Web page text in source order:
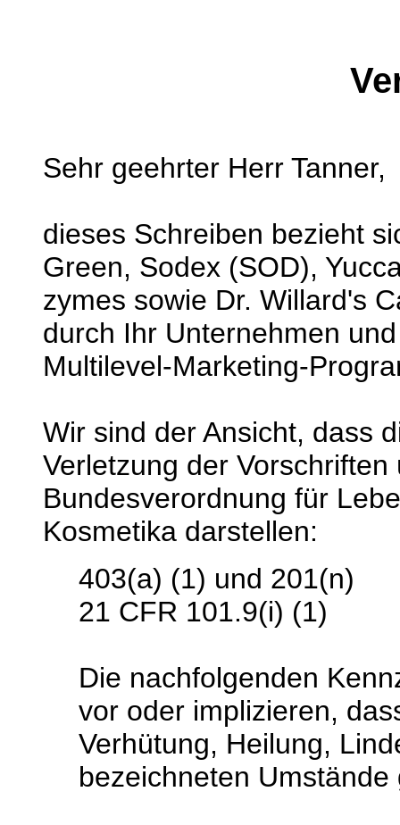
Sehr geehrter Herr Tanner,
dieses Schreiben bezieht
Green, Sodex (SOD),
zymes sowie Dr. Willard's
durch Ihr Unternehmen
Multilevel-Marketing-
Wir sind der Ansicht, dass
Verletzung der
Bundesverordnung für
Kosmetika darstellen:
403(a) (1) und 201(n)
21 CFR 101.9(i) (1)
Die nachfolgenden
vor oder implizieren,
Verhütung, Heilung,
bezeichneten